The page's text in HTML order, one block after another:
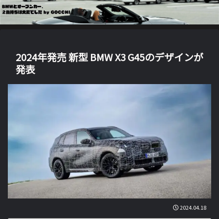
2024年発売 新型 BMW X3 G45のデザインが
発表
2024.04.18